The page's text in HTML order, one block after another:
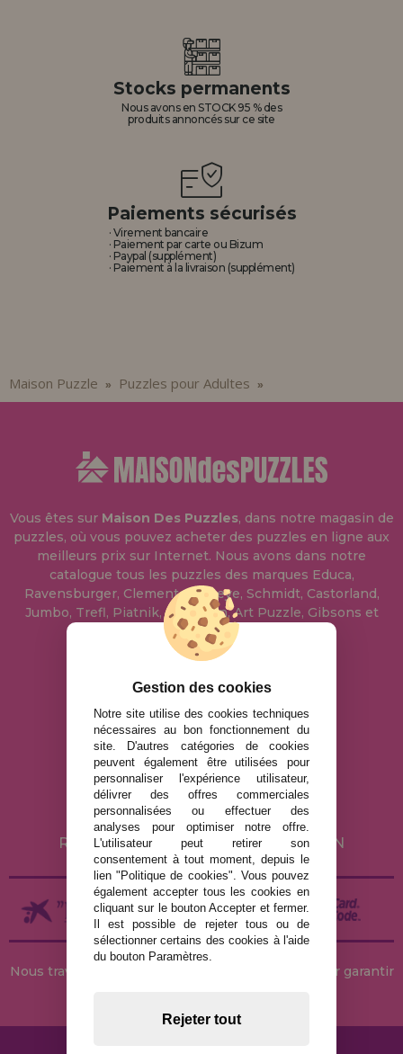
Stocks permanents
Nous avons en STOCK 95 % des
produits annoncés sur ce site
Paiements sécurisés
· Virement bancaire
· Paiement par carte ou Bizum
· Paypal (supplément)
· Paiement à la livraison (supplément)
Maison Puzzle » Puzzles pour Adultes »
Vous êtes sur Maison Des Puzzles, dans notre magasin de
puzzles, où vous pouvez acheter des puzzles en ligne aux
meilleurs prix sur Internet. Nous avons dans notre
catalogue tous les puzzles des marques Educa,
Ravensburger, Clementoni, Heye, Schmidt, Castorland,
Jumbo, Trefl, Piatnik, Anatolian, Art Puzzle, Gibsons et
bien d'autres.
info@maisondespuzzles.fr
MENTIONS LÉGALES
POLITIQUE DE CONFIDENTIALITÉ
POLITIQUE DE COOKIES
LIVRAISON ET RETOUR
RETOURS / DROIT DE RÉTRACTATION
Nous travaillons avec des stocks permanents pour garantir
Gestion des cookies
Notre site utilise des cookies techniques
nécessaires au bon fonctionnement du
site. D'autres catégories de cookies
peuvent également être utilisées pour
personnaliser l'expérience utilisateur,
délivrer des offres commerciales
personnalisées ou effectuer des
analyses pour optimiser notre offre.
L'utilisateur peut retirer son
consentement à tout moment, depuis le
lien "Politique de cookies". Vous pouvez
également accepter tous les cookies en
cliquant sur le bouton Accepter et fermer.
Il est possible de rejeter tous ou de
sélectionner certains des cookies à l'aide
du bouton Paramètres.
Rejeter tout